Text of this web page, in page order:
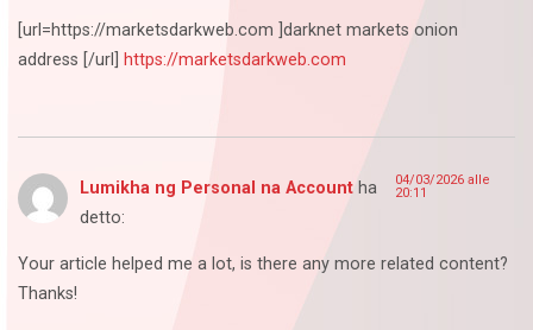
[url=https://marketsdarkweb.com ]darknet markets onion
address [/url] https://marketsdarkweb.com
Lumikha ng Personal na Account ha
detto:
04/03/2026 alle
20:11
Your article helped me a lot, is there any more related content?
Thanks!